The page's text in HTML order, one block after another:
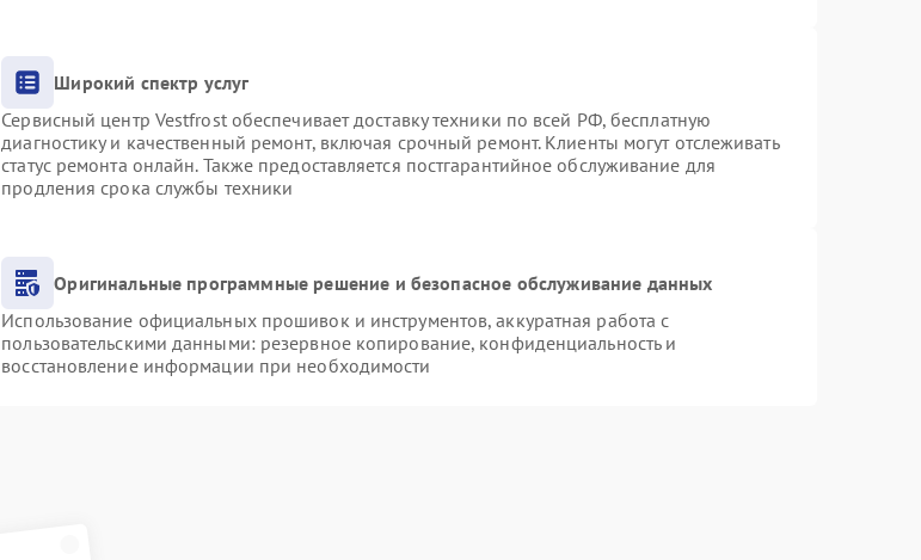
Широкий спектр услуг
Сервисный центр Vestfrost обеспечивает доставку техники по всей РФ, бесплатную
диагностику и качественный ремонт, включая срочный ремонт. Клиенты могут отслеживать
статус ремонта онлайн. Также предоставляется постгарантийное обслуживание для
продления срока службы техники
Оригинальные программные решение и безопасное обслуживание данных
Использование официальных прошивок и инструментов, аккуратная работа с
пользовательскими данными: резервное копирование, конфиденциальность и
восстановление информации при необходимости